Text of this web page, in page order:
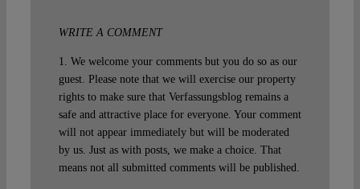
WRITE A COMMENT
1. We welcome your comments but you do so as our
guest. Please note that we will exercise our property
rights to make sure that Verfassungsblog remains a
safe and attractive place for everyone. Your comment
will not appear immediately but will be moderated
by us. Just as with posts, we make a choice. That
means not all submitted comments will be published.